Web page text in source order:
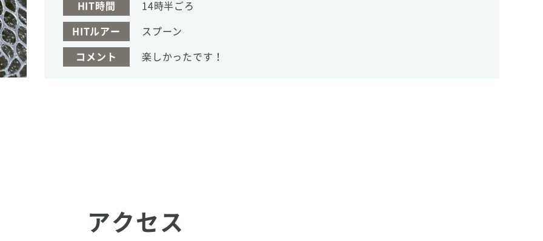
HIT時間 14時半ごろ
HITルアー スプーン
コメント 楽しかったです！
アクセス